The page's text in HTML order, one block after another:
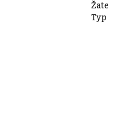
Žatec
Typ